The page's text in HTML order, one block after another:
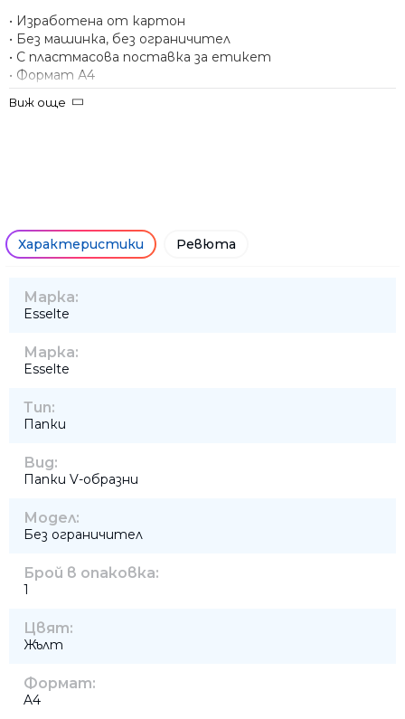
• Изработена от картон
• Без машинка, без ограничител
• С пластмасова поставка за етикет
• Формат А4
Виж още
Характеристики Ревюта
Марка:
Esselte
Марка:
Esselte
Тип:
Папки
Вид:
Папки V-образни
Модел:
Без ограничител
Брой в опаковка:
1
Цвят:
Жълт
Формат:
A4